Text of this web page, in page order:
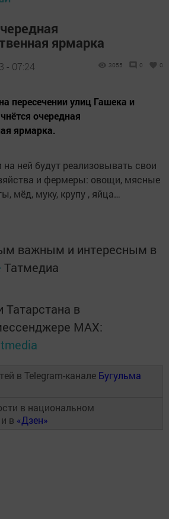
ярмарка
- 07:24 3055 0 0
пересечении улиц Гашека и
очередная
ярмарка.
ней будут реализовывать свои
и фермеры: овощи, мясные
мёд, муку, крупу , яйца…
важным и интересным в
Татмедиа
Татарстана в
MАХ:
в Telegram-канале Бугульма
в национальном
и в «Дзен»